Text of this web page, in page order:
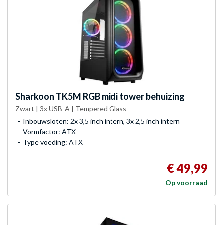
Sharkoon TK5M RGB midi tower behuizing
Zwart | 3x USB-A | Tempered Glass
Inbouwsloten: 2x 3,5 inch intern, 3x 2,5 inch intern
Vormfactor: ATX
Type voeding: ATX
€ 49,99
Op voorraad